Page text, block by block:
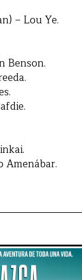
– Lou Ye.
Benson.